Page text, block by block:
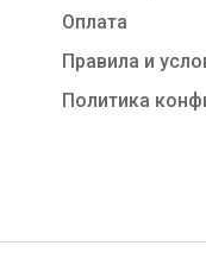
Оплата
Правила и
Политика